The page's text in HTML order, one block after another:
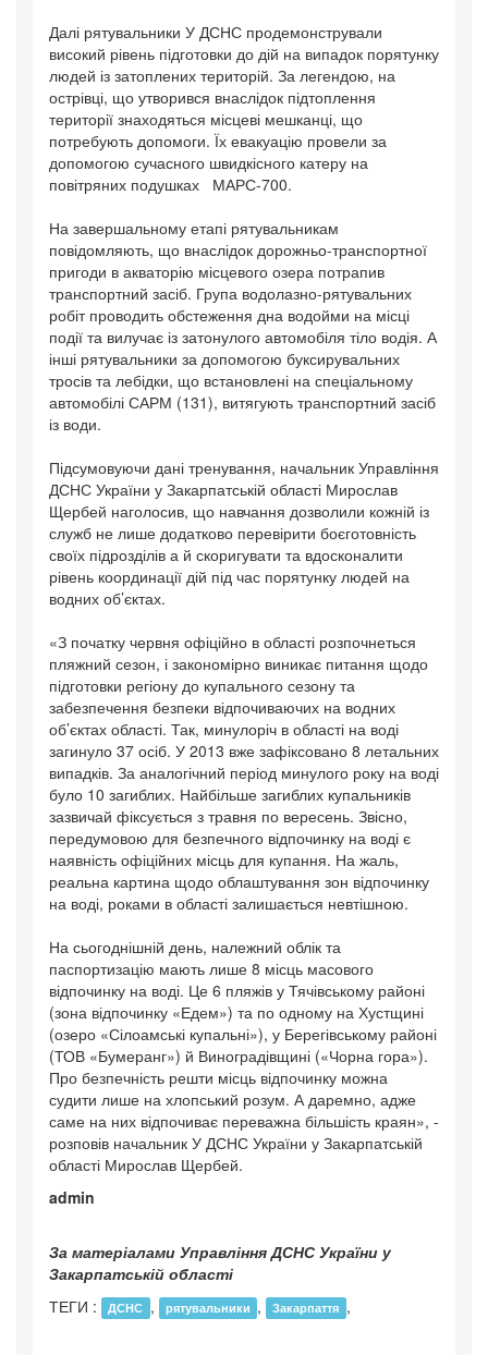
Далі рятувальники У ДСНС продемонстрували
високий рівень підготовки до дій на випадок порятунку
людей із затоплених територій. За легендою, на
острівці, що утворився внаслідок підтоплення
території знаходяться місцеві мешканці, що
потребують допомоги. Їх евакуацію провели за
допомогою сучасного швидкісного катеру на
повітряних подушках МАРС-700.
На завершальному етапі рятувальникам
повідомляють, що внаслідок дорожньо-транспортної
пригоди в акваторію місцевого озера потрапив
транспортний засіб. Група водолазно-рятувальних
робіт проводить обстеження дна водойми на місці
події та вилучає із затонулого автомобіля тіло водія. А
інші рятувальники за допомогою буксирувальних
тросів та лебідки, що встановлені на спеціальному
автомобілі САРМ (131), витягують транспортний засіб
із води.
Підсумовуючи дані тренування, начальник Управління
ДСНС України у Закарпатській області Мирослав
Щербей наголосив, що навчання дозволили кожній із
служб не лише додатково перевірити боєготовність
своїх підрозділів а й скоригувати та вдосконалити
рівень координації дій під час порятунку людей на
водних об’єктах.
«З початку червня офіційно в області розпочнеться
пляжний сезон, і закономірно виникає питання щодо
підготовки регіону до купального сезону та
забезпечення безпеки відпочиваючих на водних
об’єктах області. Так, минулоріч в області на воді
загинуло 37 осіб. У 2013 вже зафіксовано 8 летальних
випадків. За аналогічний період минулого року на воді
було 10 загиблих. Найбільше загиблих купальників
зазвичай фіксується з травня по вересень. Звісно,
передумовою для безпечного відпочинку на воді є
наявність офіційних місць для купання. На жаль,
реальна картина щодо облаштування зон відпочинку
на воді, роками в області залишається невтішною.
На сьогоднішній день, належний облік та
паспортизацію мають лише 8 місць масового
відпочинку на воді. Це 6 пляжів у Тячівському районі
(зона відпочинку «Едем») та по одному на Хустщині
(озеро «Сілоамські купальні»), у Берегівському районі
(ТОВ «Бумеранг») й Виноградівщині («Чорна гора»).
Про безпечність решти місць відпочинку можна
судити лише на хлопський розум. А даремно, адже
саме на них відпочиває переважна більшість краян», -
розповів начальник У ДСНС України у Закарпатській
області Мирослав Щербей.
admin
За матеріалами Управління ДСНС України у
Закарпатській області
ТЕГИ :
ДСНС , рятувальники , Закарпаття ,